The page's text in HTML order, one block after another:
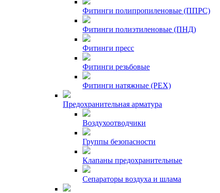
Фитинги полипропиленовые (ППРС)
Фитинги полиэтиленовые (ПНД)
Фитинги пресс
Фитинги резьбовые
Фитинги натяжные (PEX)
Предохранительная арматура
Воздухоотводчики
Группы безопасности
Клапаны предохранительные
Сепараторы воздуха и шлама